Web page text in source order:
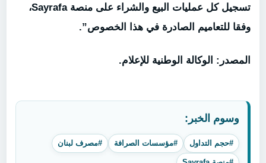
تسجيل كل عمليات البيع والشراء على منصةSayrafa،
وفقا للتعاميم الصادرة في هذا الخصوص”.
المصدر: الوكالة الوطنية للإعلام.
وسوم الخبر:
#حجم التداول #مؤسسات الصرافة #مصرف لبنان